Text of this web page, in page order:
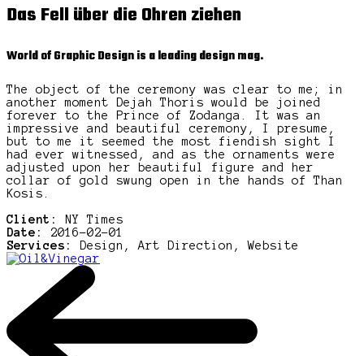
Das Fell über die Ohren ziehen
World of Graphic Design is a leading design mag.
The object of the ceremony was clear to me; in
another moment Dejah Thoris would be joined
forever to the Prince of Zodanga. It was an
impressive and beautiful ceremony, I presume,
but to me it seemed the most fiendish sight I
had ever witnessed, and as the ornaments were
adjusted upon her beautiful figure and her
collar of gold swung open in the hands of Than
Kosis.
Client:
NY Times
Date:
2016-02-01
Services:
Design, Art Direction, Website